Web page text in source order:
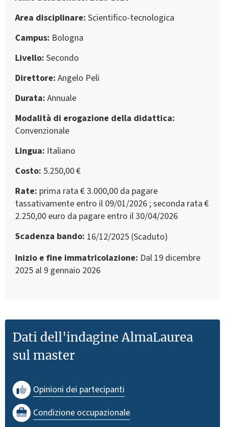
Area disciplinare Scientifico-tecnologica
Campus Bologna
Livello Secondo
Direttore Angelo Peli
Durata Annuale
Modalità di erogazione della didattica
Convenzionale
Lingua Italiano
Costo 5.250,00 €
Rate prima rata € 3.000,00 da pagare
tassativamente entro il 09/01/2026 ; seconda rata €
2.250,00 euro da pagare entro il 30/04/2026
Scadenza bando 16/12/2025 (Scaduto)
Inizio e fine immatricolazione Dal 19 dicembre
2025 al 9 gennaio 2026
Dati dell'indagine AlmaLaurea
sul master
Opinioni dei partecipanti
Condizione occupazionale